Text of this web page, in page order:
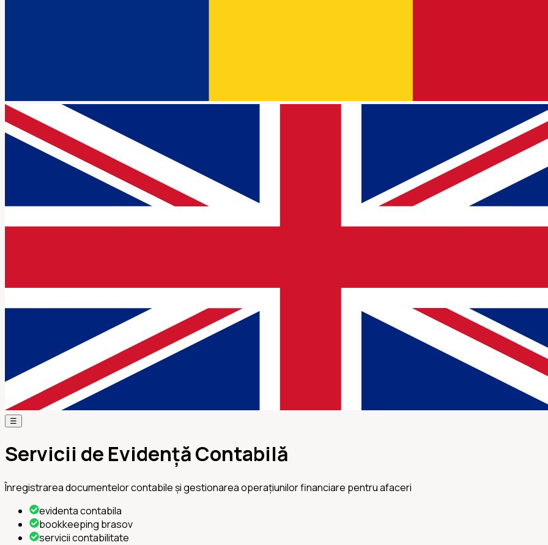
☰
Servicii de Evidență Contabilă
Înregistrarea documentelor contabile și gestionarea operațiunilor financiare pentru afaceri
evidenta contabila
bookkeeping brasov
servicii contabilitate